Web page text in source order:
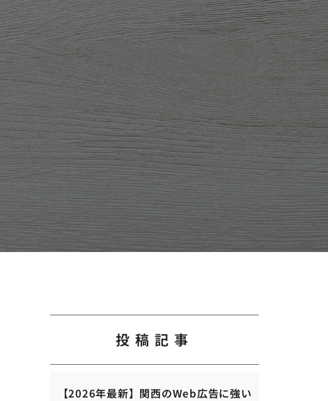
投稿記事
【2026年最新】関西のWeb広告に強い